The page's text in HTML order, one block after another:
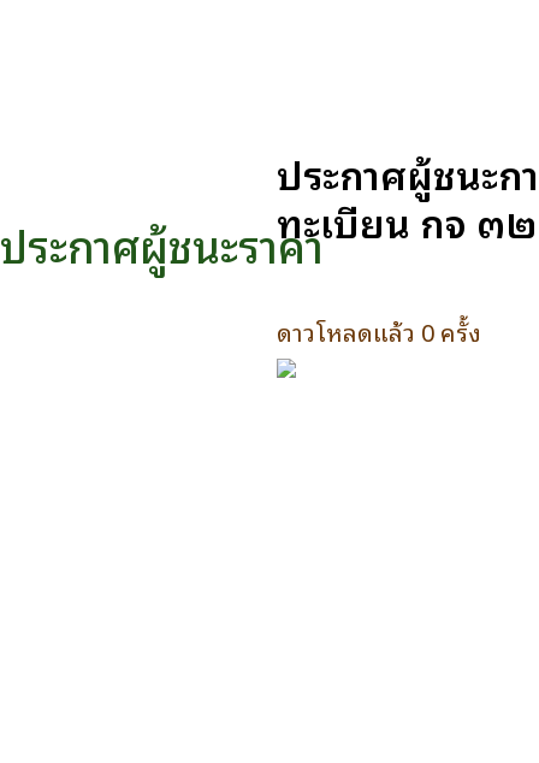
ประกาศผู้ชนะราคา
ประกาศผู้ชนะ
ทะเบียน กจ ๓๒
ดาวโหลดแล้ว 0 ครั้ง